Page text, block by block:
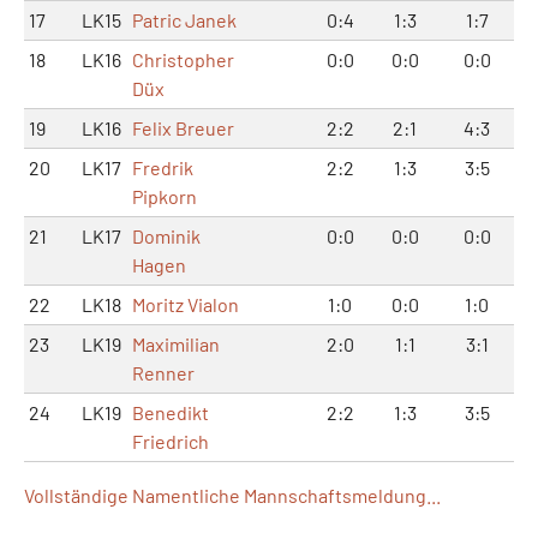
17
LK15 Patric Janek 0:4 1:3
1:7
18
LK16 Christopher
Düx
0:0 0:0 0:0
19 LK16 Felix Breuer 2:2 2:1
4:3
20
LK17 Fredrik
Pipkorn
2:2 1:3 3:5
21 LK17 Dominik
Hagen
0:0 0:0 0:0
22 LK18 Moritz Vialon 1:0 0:0
1:0
23
LK19 Maximilian
Renner
2:0 1:1 3:1
24 LK19 Benedikt
Friedrich
2:2 1:3 3:5
Vollständige Namentliche Mannschaftsmeldung...